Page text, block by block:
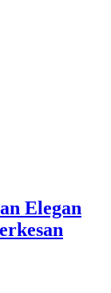
Elegan